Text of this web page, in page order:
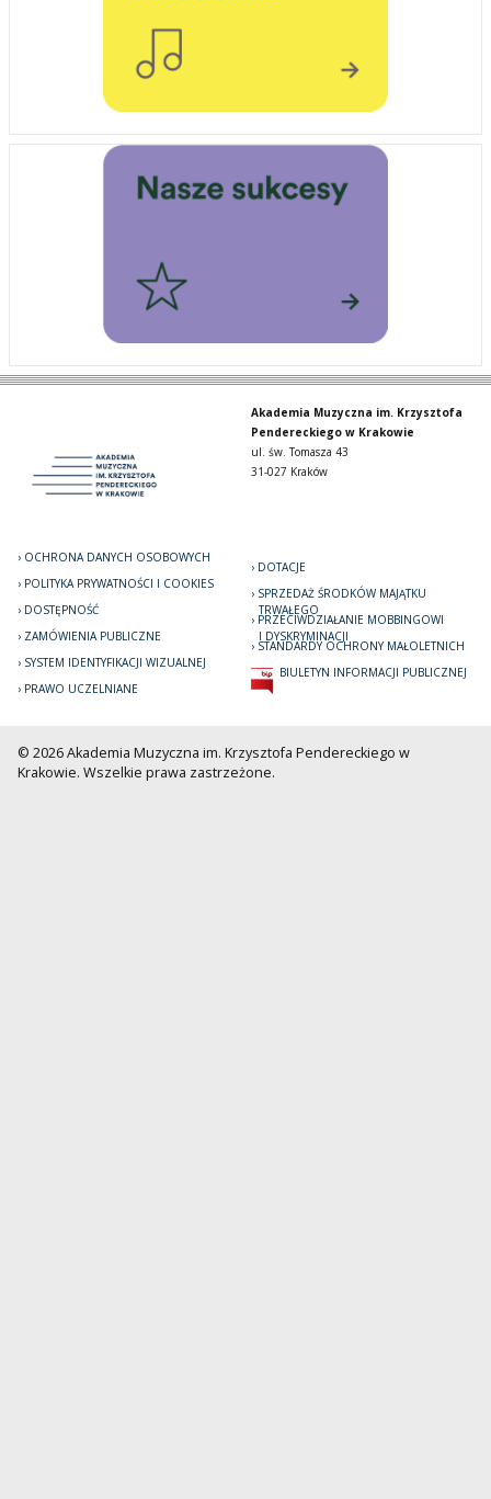
Akademia Muzyczna im. Krzysztofa
Pendereckiego w Krakowie
ul. św. Tomasza 43
31-027 Kraków
OCHRONA DANYCH OSOBOWYCH
POLITYKA PRYWATNOŚCI I COOKIES
DOSTĘPNOŚĆ
ZAMÓWIENIA PUBLICZNE
SYSTEM IDENTYFIKACJI WIZUALNEJ
PRAWO UCZELNIANE
DOTACJE
SPRZEDAŻ ŚRODKÓW MAJĄTKU
TRWAŁEGO
PRZECIWDZIAŁANIE MOBBINGOWI
I DYSKRYMINACJI
STANDARDY OCHRONY MAŁOLETNICH
BIULETYN INFORMACJI PUBLICZNEJ
© 2026 Akademia Muzyczna im. Krzysztofa Pendereckiego w
Krakowie. Wszelkie prawa zastrzeżone.